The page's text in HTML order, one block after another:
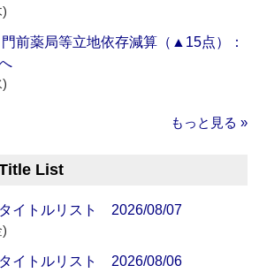
門前薬局等立地依存減算（▲15点）：
もっと見る »
List
イトルリスト 2026/08/07
イトルリスト 2026/08/06